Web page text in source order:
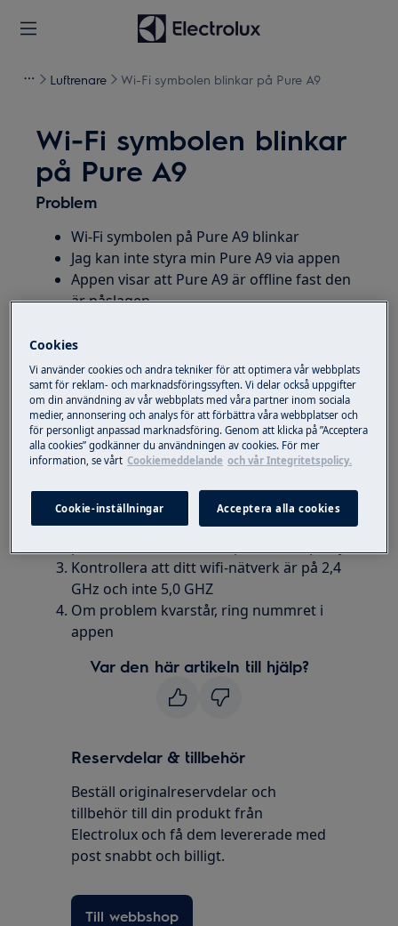
Luftrenare Wi-Fi symbolen blinkar på Pure A9
Wi-Fi symbolen blinkar
på Pure A9
Problem
Wi-Fi symbolen på Pure A9 blinkar
Jag kan inte styra min Pure A9 via appen
Appen visar att Pure A9 är offline fast den
är påslagen
Gäller
Pure A9
Lösning
Prova att ansluta produkten till appen på
Avinstallera/uppdatera appen från
telefonen och installera den på nytt.
Kontrollera att ditt wifi-nätverk är på 2,4
GHz och inte 5,0 GHZ
Om problem kvarstår, ring nummret i
appen
Var den här artikeln till hjälp?
Reservdelar & tillbehör
Beställ originalreservdelar och
tillbehör till din produkt från
Electrolux och få dem levererade med
post snabbt och billigt.
Till webbshop
Cookies
Vi använder cookies och andra tekniker för att optimera vår webbplats
samt för reklam- och marknadsföringssyften. Vi delar också uppgifter
om din användning av vår webbplats med våra partner inom sociala
medier, annonsering och analys för att förbättra våra webbplatser och
för personligt anpassad marknadsföring. Genom att klicka på ”Acceptera
alla cookies” godkänner du användningen av cookies. För mer
information, se vårt Cookiemeddelande och vår Integritetspolicy.
Cookie-inställningar Acceptera alla cookies